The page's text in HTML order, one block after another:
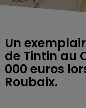
Un
de Tintin au
000 euros
Roubaix.